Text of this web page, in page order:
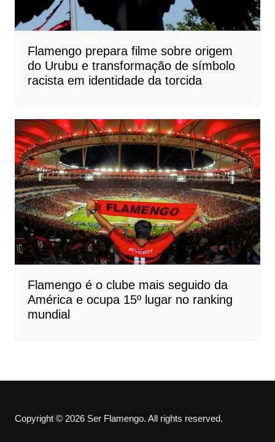
Flamengo prepara filme sobre origem
do Urubu e transformação de símbolo
racista em identidade da torcida
Flamengo é o clube mais seguido da
América e ocupa 15º lugar no ranking
mundial
Copyright © 2026 Ser Flamengo. All rights reserved.